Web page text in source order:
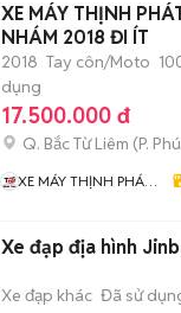
XE MÁY THỊNH
NHÁM 2018 ĐI ÍT
2018 Tay côn/Moto
dụng
17.500.000 đ
Q. Bắc Từ Liêm (P.
XE MÁY THỊNH PHÁT
Xe đạp địa hình
Xe đạp khác Đã sử